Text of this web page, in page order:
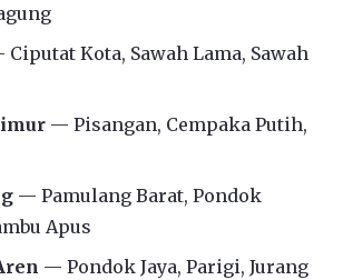
Ciputat Kota, Sawah Lama, Sawah
— Pisangan, Cempaka Putih,
— Pamulang Barat, Pondok
Apus
— Pondok Jaya, Parigi, Jurang